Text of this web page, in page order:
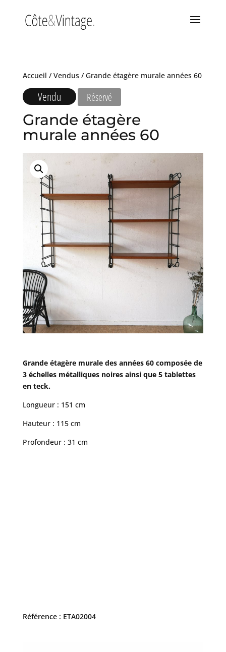
Accueil / Vendus/ Grande étagère murale années 60
Vendu Réservé
Grande étagère
murale années 60
Grande étagère murale des années 60 composée de
3 échelles métalliques noires ainsi que 5 tablettes
en teck.
Longueur : 151 cm
Hauteur : 115 cm
Profondeur : 31 cm
Référence : ETA02004